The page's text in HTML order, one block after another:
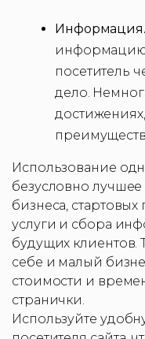
Информация.
информацию
посетитель
дело.
Использование
безусловно
бизнеса,
услуги и сбора
будущих клиентов.
себе и малый
стоимости и
странички.
Используйте